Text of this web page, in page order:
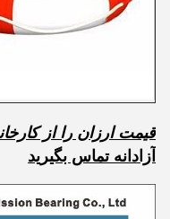
قیمت ارزان را از
آزادانه تماس بگیرید